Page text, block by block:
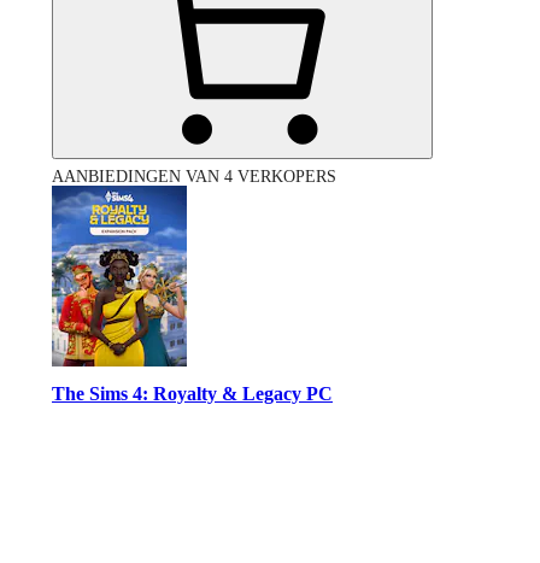
AANBIEDINGEN VAN 4 VERKOPERS
The Sims 4: Royalty & Legacy PC